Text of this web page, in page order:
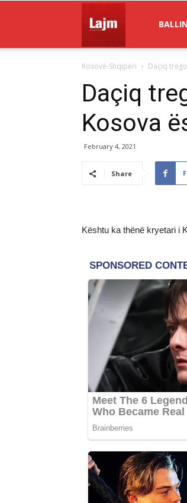
Lajm
Kosovë-Shqipëri Daçiq
Daçiq
Kosova
February 4, 2021
Share
Kështu ka thënë kryetari i